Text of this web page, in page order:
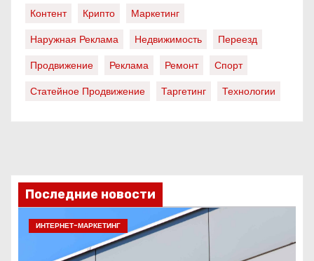
Контент
Крипто
Маркетинг
Наружная Реклама
Недвижимость
Переезд
Продвижение
Реклама Ремонт
Спорт
Статейное Продвижение
Таргетинг Технологии
Последние новости
ИНТЕРНЕТ-МАРКЕТИНГ